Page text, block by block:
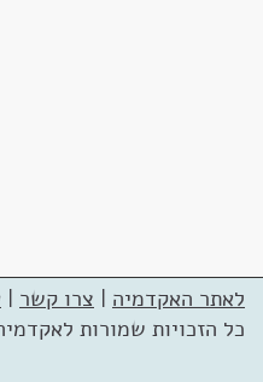
לאתר האקדמיה | צרו קשר |
כל הזכויות שמורות